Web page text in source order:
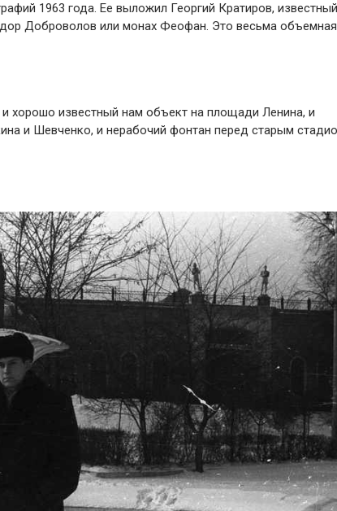
1963 года. Ее выложил Георгий Кратиров, известный
Доброволов или монах Феофан. Это весьма объемная
хорошо известный нам объект на площади Ленина, и
и Шевченко, и нерабочий фонтан перед старым